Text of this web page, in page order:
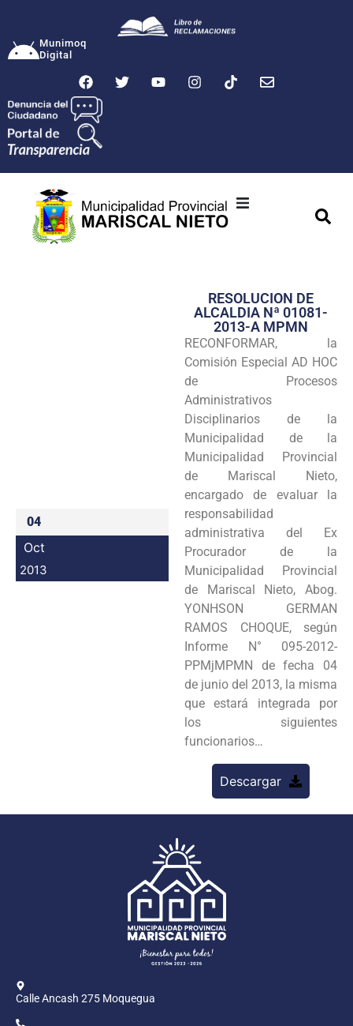
Munimoq
Digital
Transparencia
Seguridad
Programas
Intranet
04
Oct
2013
RESOLUCION DE
ALCALDIA Nª 01081-
2013-A MPMN
RECONFORMAR, la
Comisión Especial AD HOC
de Procesos
Administrativos
Disciplinarios de la
Municipalidad de la
Municipalidad Provincial
de Mariscal Nieto,
encargado de evaluar la
responsabilidad
administrativa del Ex
Procurador de la
Municipalidad Provincial
de Mariscal Nieto, Abog.
YONHSON GERMAN
RAMOS CHOQUE, según
Informe N° 095-2012-
PPMjMPMN de fecha 04
de junio del 2013, la misma
que estará integrada por
los siguientes
funcionarios…
Descargar
Calle Ancash 275 Moquegua